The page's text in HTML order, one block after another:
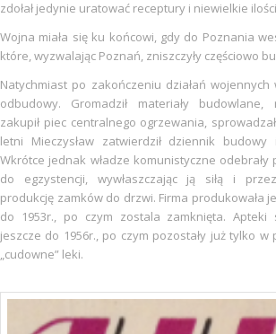
zdołał jedynie uratować receptury i niewielkie
Wojna miała się ku końcowi, gdy do Poznania
które, wyzwalając Poznań, zniszczyły częściowo
Natychmiast po zakończeniu działań wojennych
odbudowy. Gromadził materiały budowlane,
zakupił piec centralnego ogrzewania,
letni Mieczysław zatwierdził dziennik
Wkrótce jednak władze komunistyczne
do egzystencji, wywłaszczając ją siłą i
produkcję zamków do drzwi. Firma produkowała
do 1953r., po czym zostala zamknięta. Apteki
jeszcze do 1956r., po czym pozostały już tylko w
„cudowne” leki.